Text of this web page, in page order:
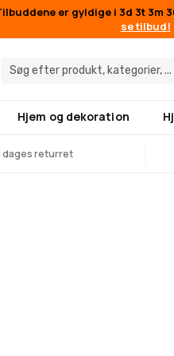
er gyldige i 3d 3t 3m
se tilbud!
Hjem og dekoration
dages returret